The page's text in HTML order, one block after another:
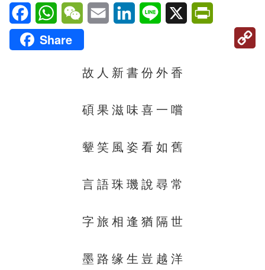
FacebookWhatsAppWeChatEmail LinkedInLine X
Share
故 人 新 書 份 外 香
碩 果 滋 味 喜 一 嚐
颦 笑 風 姿 看 如 舊
言 語 珠 璣 說 尋 常
字 旅 相 逢 猶 隔 世
墨 路 缘 生 豈 越 洋